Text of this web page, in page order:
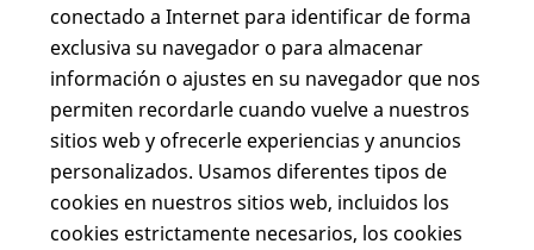
conectado a Internet para identificar de forma
exclusiva su navegador o para almacenar
información o ajustes en su navegador que nos
permiten recordarle cuando vuelve a nuestros
sitios web y ofrecerle experiencias y anuncios
personalizados. Usamos diferentes tipos de
cookies en nuestros sitios web, incluidos los
cookies estrictamente necesarios, los cookies